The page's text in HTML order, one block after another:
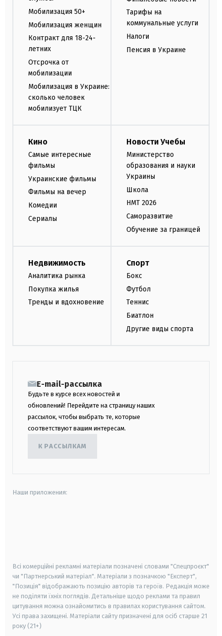
Мобилизация 50+
Мобилизация женщин
Контракт для 18-24-
летних
Отсрочка от
мобилизации
Мобилизация в Украине:
сколько человек
мобилизует ТЦК
Тарифы на
коммунальные услуги
Налоги
Пенсия в Украине
Кино
Самые интересные
фильмы
Украинские фильмы
Фильмы на вечер
Комедии
Сериалы
Новости Учебы
Министерство
образования и науки
Украины
Школа
НМТ 2026
Саморазвитие
Обучение за границей
Недвижимость
Аналитика рынка
Покупка жилья
Тренды и вдохновение
Спорт
Бокс
Футбол
Теннис
Биатлон
Другие виды спорта
E-mail-рассылка
Будьте в курсе всех новостей и
обновлений! Перейдите на страницу наших
рассылок, чтобы выбрать те, которые
соответствуют вашим интересам.
К РАССЫЛКАМ
Наши приложения:
Всі комерційні рекламні матеріали позначені словами "Спецпроєкт"
чи "Партнерський матеріал". Матеріали з позначкою "Експерт",
"Позиція" відображають позицію авторів та героїв. Редакція може
не поділяти їхніх поглядів. Детальніше щодо реклами та правил
цитування можна ознайомитись в правилах користування сайтом.
Усі права захищені. Матеріали сайту призначені для осіб старше 21
року (21+)